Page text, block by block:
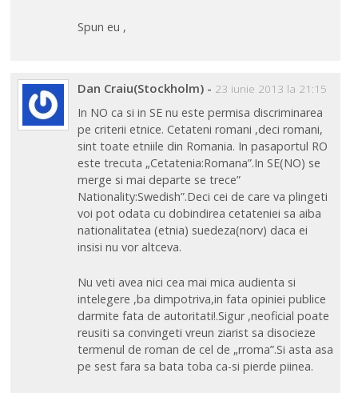
Spun eu ,
Dan Craiu(Stockholm) - 23 iunie 2013 la 21:15
In NO ca si in SE nu este permisa discriminarea
pe criterii etnice. Cetateni romani ,deci romani,
sint toate etniile din Romania. In pasaportul RO
este trecuta „Cetatenia:Romana”.In SE(NO) se
merge si mai departe se trece”
Nationality:Swedish”.Deci cei de care va plingeti
voi pot odata cu dobindirea cetateniei sa aiba
nationalitatea (etnia) suedeza(norv) daca ei
insisi nu vor altceva.
Nu veti avea nici cea mai mica audienta si
intelegere ,ba dimpotriva,in fata opiniei publice
darmite fata de autoritati!.Sigur ,neoficial poate
reusiti sa convingeti vreun ziarist sa disocieze
termenul de roman de cel de „rroma”.Si asta asa
pe sest fara sa bata toba ca-si pierde piinea.